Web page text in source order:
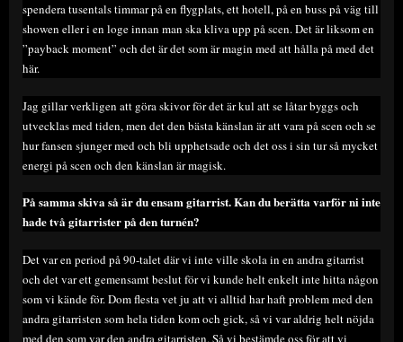
spendera tusentals timmar på en flygplats, ett hotell, på en buss på väg till
showen eller i en loge innan man ska kliva upp på scen. Det är liksom en
”payback moment” och det är det som är magin med att hålla på med det
här.
Jag gillar verkligen att göra skivor för det är kul att se låtar byggs och
utvecklas med tiden, men det den bästa känslan är att vara på scen och se
hur fansen sjunger med och bli upphetsade och det oss i sin tur så mycket
energi på scen och den känslan är magisk.
På samma skiva så är du ensam gitarrist. Kan du berätta varför ni inte
hade två gitarrister på den turnén?
Det var en period på 90-talet där vi inte ville skola in en andra gitarrist
och det var ett gemensamt beslut för vi kunde helt enkelt inte hitta någon
som vi kände för. Dom flesta vet ju att vi alltid har haft problem med den
andra gitarristen som hela tiden kom och gick, så vi var aldrig helt nöjda
med den som var den andra gitarristen. Så vi bestämde oss för att vi